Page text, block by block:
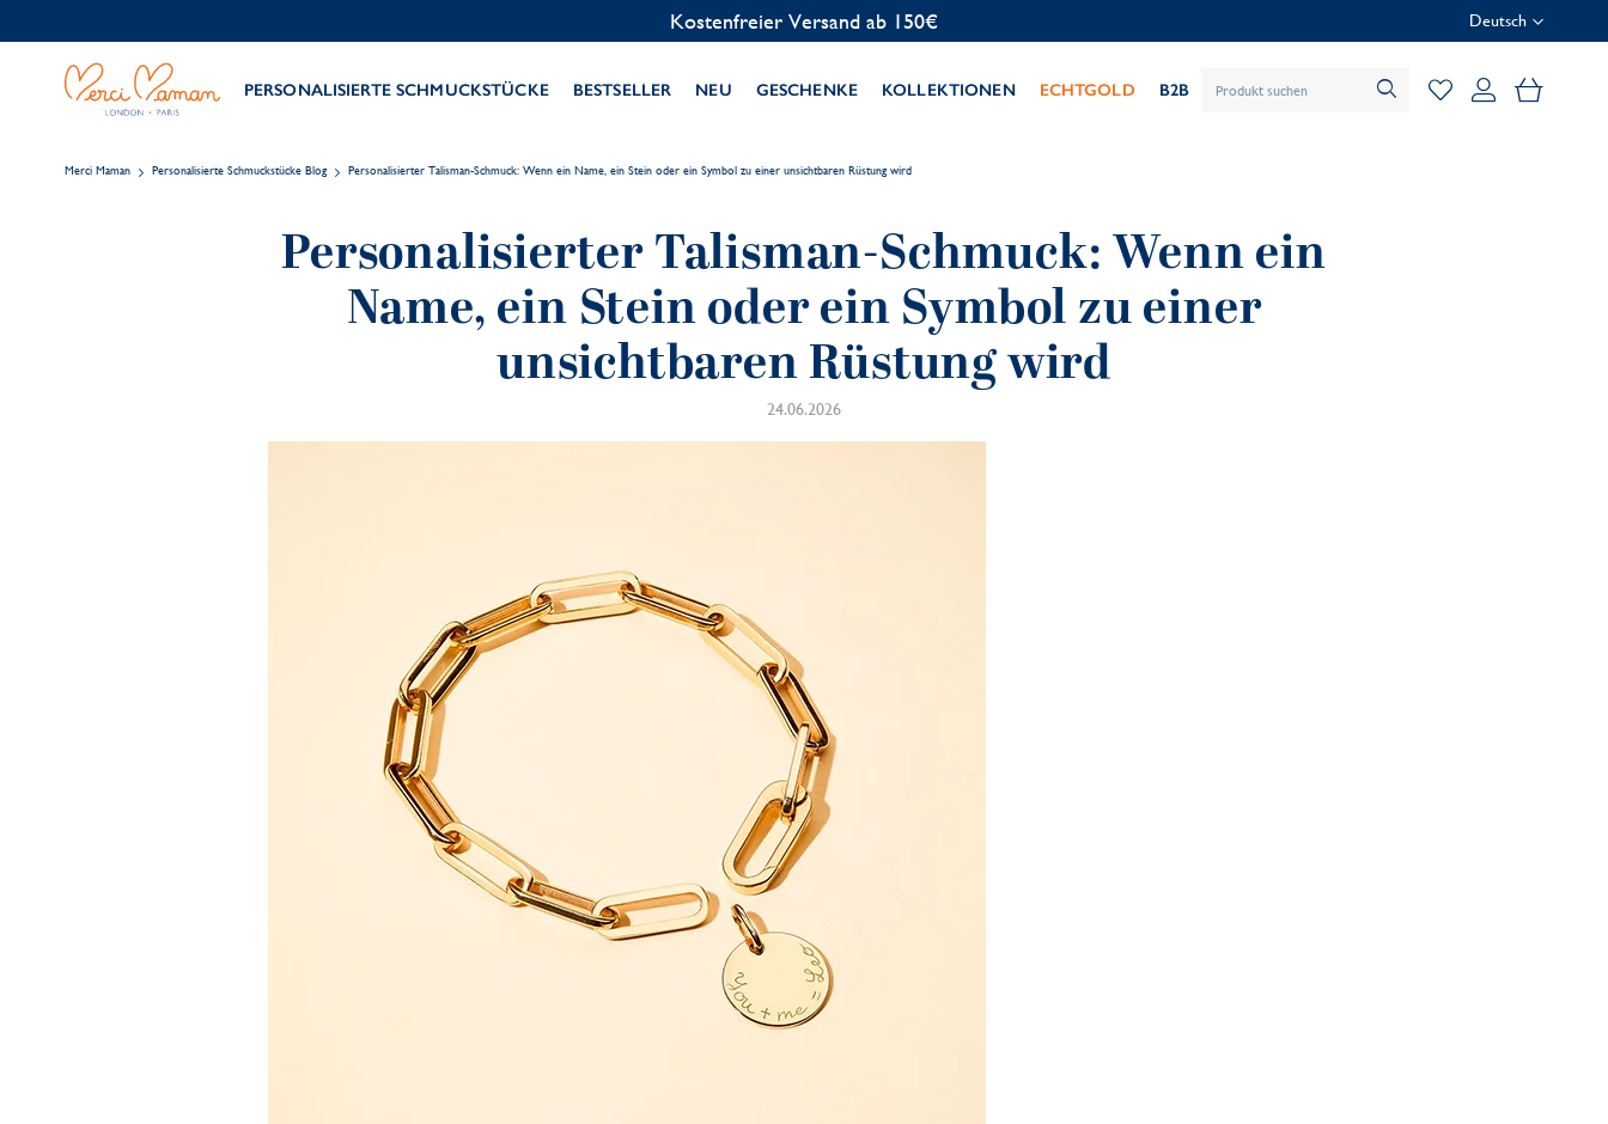
Kostenfreier Versand ab 150€ Deutsch
PERSONALISIERTE SCHMUCKSTÜCKE BESTSELLER NEU GESCHENKE KOLLEKTIONEN ECHTGOLD B2B Mein
Merci Maman Personalisierte Schmuckstücke Blog Personalisierter Talisman-Schmuck: Wenn ein Name, ein Stein oder ein Symbol zu einer unsichtbaren Rüstung wird
Personalisierter Talisman-Schmuck: Wenn ein
Name, ein Stein oder ein Symbol zu einer
unsichtbaren Rüstung wird
24.06.2026